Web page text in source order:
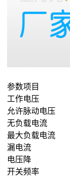
参数项目
工作电压
允许脉动电压
无负载电流
最大负载电流
漏电流
电压降
开关频率